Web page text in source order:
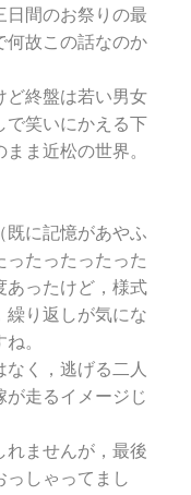
間のお祭りの最
何故この話なのか
終盤は若い男女
で笑いにかえる下
ま近松の世界。
に記憶があやふ
ったったったった
あったけど，様式
繰り返しが気にな
。
く，逃げる二人
が走るイメージじ
ませんが，最後
っしゃってまし